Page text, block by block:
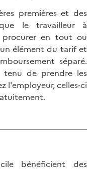
premières et des
que le travailleur à
en tout ou
élément du tarif et
séparé.
tenu de prendre les
l'employeur, celles-ci
bénéficient des